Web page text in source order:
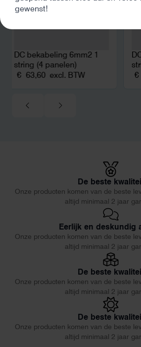
DC bekabeling 6mm2 1
string (4 panelen)
€ 63,60 excl. BTW
€
De beste
Onze producten komen van de beste
altijd minimaal 2 jaar
Eerlijk en deskundig
Onze producten komen van de beste
altijd minimaal 2 jaar
De beste
Onze producten komen van de beste
altijd minimaal 2 jaar
De beste
Onze producten komen van de beste
altijd minimaal 2 jaar
gewenst!